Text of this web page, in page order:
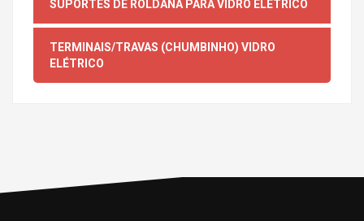
SUPORTES DE ROLDANA PARA VIDRO ELÉTRICO
TERMINAIS/TRAVAS (CHUMBINHO) VIDRO
ELÉTRICO